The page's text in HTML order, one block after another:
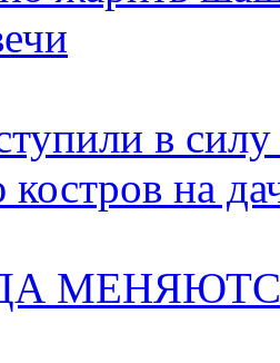
в
на